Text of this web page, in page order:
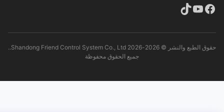
حقوق الطبع والنشر © 2026-2026 Shandong Friend Control System Co., Ltd..
جميع الحقوق محفوظة